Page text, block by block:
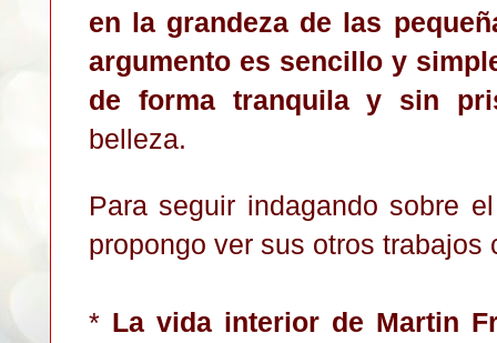
en la grandeza de las
argumento es sencillo y
de forma tranquila y sin
belleza.
Para seguir indagando sobre
propongo ver sus otros trabajos
* La vida interior de Martin